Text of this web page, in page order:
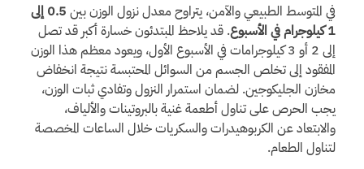
في المتوسط الطبيعي والآمن، يتراوح معدل نزول الوزن بين
0.5 إلى
1 كيلوجرام في الأسبوع
. قد يلاحظ المبتدئون خسارة أكبر قد تصل
إلى 2 أو 3 كيلوجرامات في الأسبوع الأول، ويعود معظم هذا الوزن
المفقود إلى تخلص الجسم من السوائل المحتبسة نتيجة انخفاض
مخازن الجليكوجين. لضمان استمرار النزول وتفادي ثبات الوزن،
يجب الحرص على تناول أطعمة غنية بالبروتينات والألياف،
والابتعاد عن الكربوهيدرات والسكريات خلال الساعات المخصصة
لتناول الطعام.